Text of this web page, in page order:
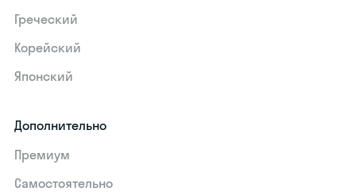
Греческий
Корейский
Японский
Дополнительно
Премиум
Самостоятельно